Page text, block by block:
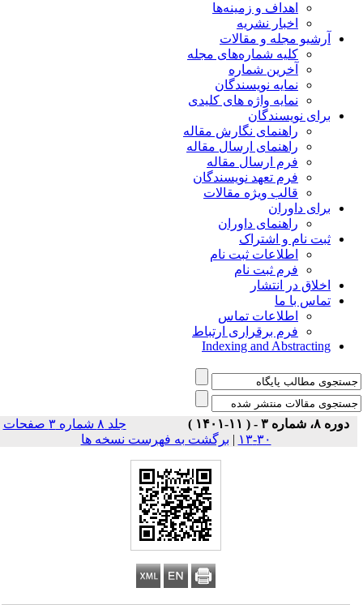
اهداف و زمینه‌ها
اخبار نشریه
آرشیو مجله و مقالات
کلیه شماره‌های مجله
آخرین شماره
نمایه نویسندگان
نمایه واژه های کلیدی
برای نویسندگان
راهنمای نگارش مقاله
راهنمای ارسال مقاله
فرم ارسال مقاله
فرم تعهد نویسندگان
قالب ویژه مقالات
برای داوران
راهنمای داوران
ثبت نام و اشتراک
اطلاعات ثبت نام
فرم ثبت نام
اخلاق در انتشار
تماس با ما
اطلاعات تماس
فرم برقراری ارتباط
Indexing and Abstracting
دوره ۸، شماره ۳ - ( ۱۱-۱۴۰۱ )
جلد ۸ شماره ۳ صفحات
۳۰-۱۳
| برگشت به فهرست نسخه ها